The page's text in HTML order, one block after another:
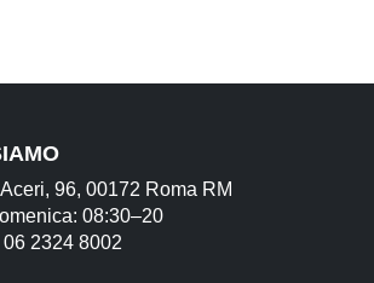
96, 00172 Roma RM
08:30–20
2324 8002